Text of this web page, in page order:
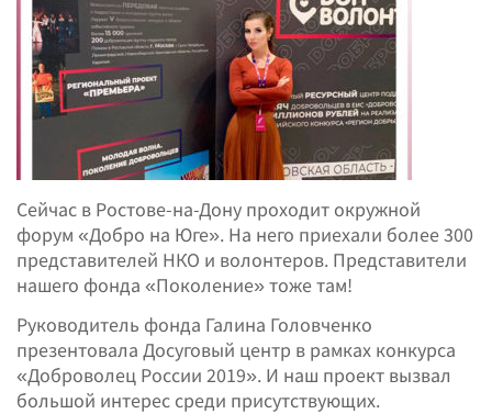
Сейчас в Ростове-на-Дону проходит окружной
форум «Добро на Юге». На него приехали более 300
представителей НКО и волонтеров. Представители
нашего фонда «Поколение» тоже там!
Руководитель фонда Галина Головченко
презентовала Досуговый центр в рамках конкурса
«Доброволец России 2019». И наш проект вызвал
большой интерес среди присутствующих.